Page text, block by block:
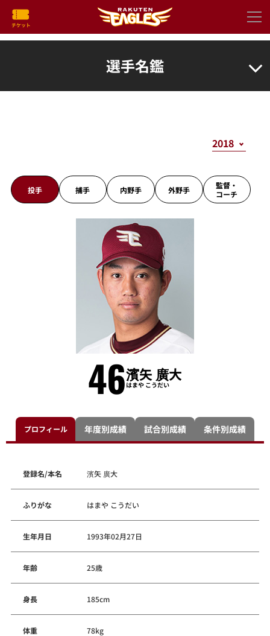
選手名鑑
投手 捕手 内野手 外野手
監督・
コーチ
46濱矢 廣大
はまや こうだい
プロフィール 年度別成績 試合別成績 条件別成績
登録名/本名 濱矢 廣大
ふりがな はまや こうだい
生年月日 1993年02月27日
年齢 25歳
身長 185cm
体重 78kg